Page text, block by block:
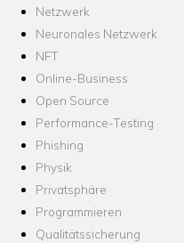
Netzwerk
Neuronales Netzwerk
NFT
Online-Business
Open Source
Performance-Testing
Phishing
Physik
Privatsphäre
Programmieren
Qualitätssicherung